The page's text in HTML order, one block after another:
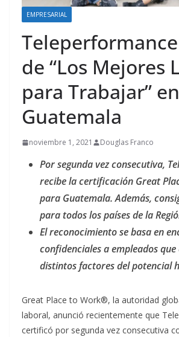
EMPRESARIAL
de “Los Mejores
para Trabajar” en
Guatemala
noviembre 1, 2021 Douglas Franco
Por segunda vez consecutiva,
recibe la certificación Great
para Guatemala. Además,
para todos los países de la
El reconocimiento se basa en
confidenciales a empleados
distintos factores del potencial
Great Place to Work®, la autoridad
laboral, anunció recientemente que
certificó por segunda vez consecutiva